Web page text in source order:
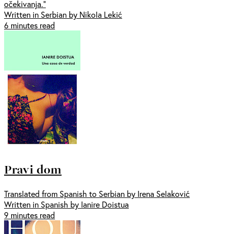
očekivanja.“
Written in Serbian by Nikola Lekić
6 minutes read
Pravi dom
Translated from Spanish to Serbian by Irena Selaković
Written in Spanish by Ianire Doistua
9 minutes read